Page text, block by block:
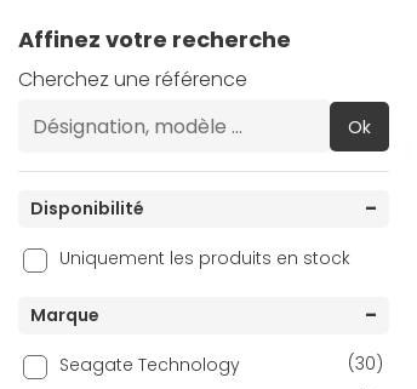
Affinez votre recherche
Cherchez une référence
Ok
Disponibilité
Uniquement les produits en stock
Marque
Seagate Technology
(30)